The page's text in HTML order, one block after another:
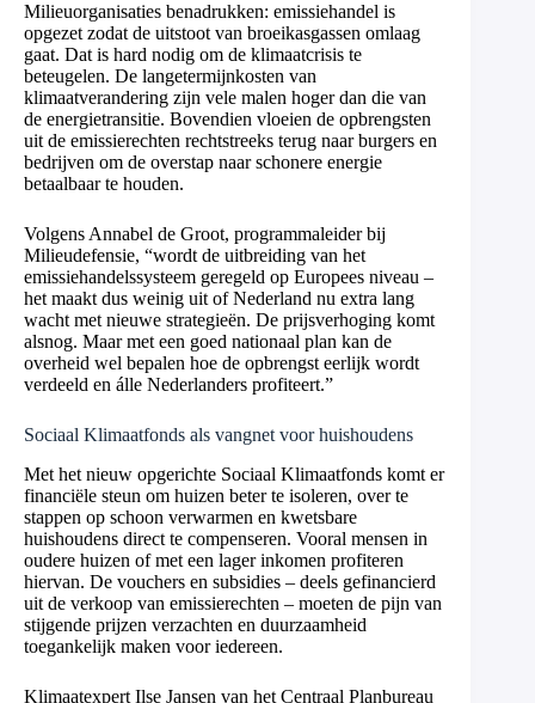
Milieuorganisaties benadrukken: emissiehandel is
opgezet zodat de uitstoot van broeikasgassen omlaag
gaat. Dat is hard nodig om de klimaatcrisis te
beteugelen. De langetermijnkosten van
klimaatverandering zijn vele malen hoger dan die van
de energietransitie. Bovendien vloeien de opbrengsten
uit de emissierechten rechtstreeks terug naar burgers en
bedrijven om de overstap naar schonere energie
betaalbaar te houden.
Volgens Annabel de Groot, programmaleider bij
Milieudefensie, “wordt de uitbreiding van het
emissiehandelssysteem geregeld op Europees niveau –
het maakt dus weinig uit of Nederland nu extra lang
wacht met nieuwe strategieën. De prijsverhoging komt
alsnog. Maar met een goed nationaal plan kan de
overheid wel bepalen hoe de opbrengst eerlijk wordt
verdeeld en álle Nederlanders profiteert.”
Sociaal Klimaatfonds als vangnet voor huishoudens
Met het nieuw opgerichte Sociaal Klimaatfonds komt er
financiële steun om huizen beter te isoleren, over te
stappen op schoon verwarmen en kwetsbare
huishoudens direct te compenseren. Vooral mensen in
oudere huizen of met een lager inkomen profiteren
hiervan. De vouchers en subsidies – deels gefinancierd
uit de verkoop van emissierechten – moeten de pijn van
stijgende prijzen verzachten en duurzaamheid
toegankelijk maken voor iedereen.
Klimaatexpert Ilse Jansen van het Centraal Planbureau